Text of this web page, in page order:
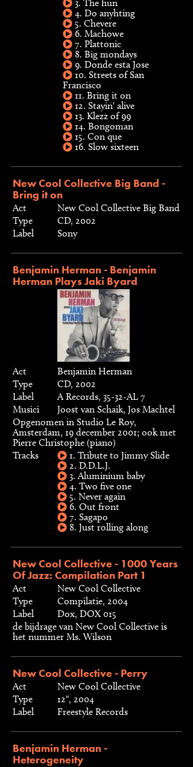
3. The hun
4. Do anyhting
5. Chevere
6. Machowe
7. Plattonic
8. Big mondays
9. Donde esta Jose
10. Streets of San
Francisco
11. Bring it on
12. Stayin' alive
13. Klezz of 99
14. Bongoman
15. Con que
16. Slow sixteen
New Cool Collective Big Band -
Bring it on
Act
New Cool Collective Big Band
Type
CD, 2002
Label
Sony
Benjamin Herman - Benjamin
Herman Plays Jaki Byard
Act
Benjamin Herman
Type
CD, 2002
Label
A Records, 35-32-AL 7
Musici
Joost van Schaik, Jos Machtel
Opgenomen in Studio Le Roy,
Amsterdam, 19 december 2001; ook met
Pierre Christophe (piano)
Tracks
1. Tribute to Jimmy Slide
2. D.D.L.J.
3. Aluminium baby
4. Two five one
5. Never again
6. Out front
7. Sagapo
8. Just rolling along
New Cool Collective - 1000 Years
Of Jazz: Compilation Part 1
Act
New Cool Collective
Type
Compilatie, 2004
Label
Dox, DOX 015
de bijdrage van New Cool Collective is
het nummer Ms. Wilson
New Cool Collective - Perry
Act
New Cool Collective
Type
12", 2004
Label
Freestyle Records
Benjamin Herman -
Heterogeneity